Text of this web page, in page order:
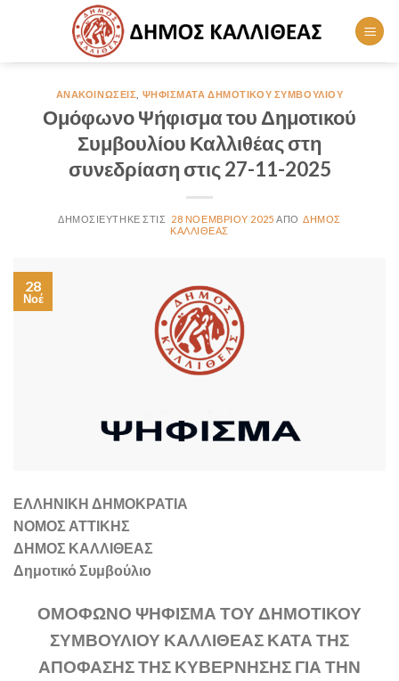
ΑΝΑΚΟΙΝΏΣΕΙΣ ΨΗΦΊΣΜΑΤΑ ΔΗΜΟΤΙΚΟΎ ΣΥΜΒΟΥΛΊΟΥ
Ομόφωνο Ψήφισμα του Δημοτικού
Συμβουλίου Καλλιθέας στη
συνεδρίαση στις 27-11-2025
28 ΝΟΕΜΒΡΊΟΥ 2025
ΔΗΜΟΣ
ΚΑΛΛΙΘΕΑΣ
28
Νοέ
ΕΛΛΗΝΙΚΗ ΔΗΜΟΚΡΑΤΙΑ
ΝΟΜΟΣ ΑΤΤΙΚΗΣ
ΔΗΜΟΣ ΚΑΛΛΙΘΕΑΣ
Δημοτικό Συμβούλιο
ΟΜΟΦΩΝΟ ΨΗΦΙΣΜΑ ΤΟΥ ΔΗΜΟΤΙΚΟΥ
ΣΥΜΒΟΥΛΙΟΥ ΚΑΛΛΙΘΕΑΣ ΚΑΤΑ ΤΗΣ
ΑΠΟΦΑΣΗΣ ΤΗΣ ΚΥΒΕΡΝΗΣΗΣ ΓΙΑ ΤΗΝ